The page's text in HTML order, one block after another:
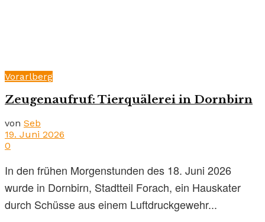
Vorarlberg
Zeugenaufruf: Tierquälerei in Dornbirn
von Seb
19. Juni 2026
0
In den frühen Morgenstunden des 18. Juni 2026
wurde in Dornbirn, Stadtteil Forach, ein Hauskater
durch Schüsse aus einem Luftdruckgewehr...